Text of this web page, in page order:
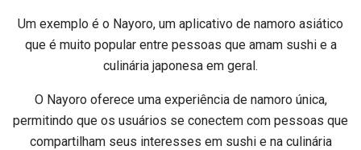
Um exemplo é o Nayoro, um aplicativo de namoro asiático
que é muito popular entre pessoas que amam sushi e a
culinária japonesa em geral.
O Nayoro oferece uma experiência de namoro única,
permitindo que os usuários se conectem com pessoas que
compartilham seus interesses em sushi e na culinária